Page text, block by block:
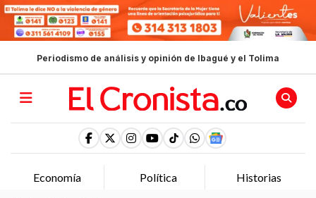
Periodismo de análisis y opinión de Ibagué y el Tolima
Economía Política Historias